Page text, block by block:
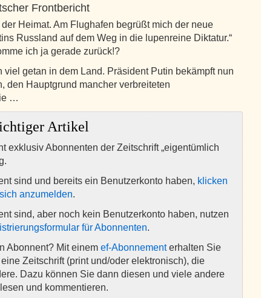
Frontbericht
Heimat. Am Flughafen begrüßt mich der neue
Russland auf dem Weg in die lupenreine Diktatur.“
ich ja gerade zurück!?
viel getan in dem Land. Präsident Putin bekämpft nun
den Hauptgrund mancher verbreiteten
…
Artikel
exklusiv Abonnenten der Zeitschrift „eigentümlich
sind und bereits ein Benutzerkonto haben, klicken
anzumelden.
sind, aber noch kein Benutzerkonto haben, nutzen
für Abonnenten.
Abonnent? Mit einem ef-Abonnementerhalten Sie
Zeitschrift (print und/oder elektronisch), die
Dazu können Sie dann diesen und viele andere
und kommentieren.